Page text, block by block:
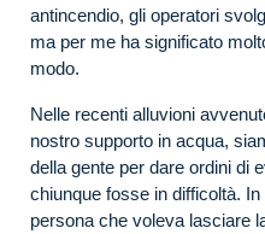
antincendio, gli operatori
ma per me ha significato
modo.
Nelle recenti alluvioni
nostro supporto in acqua,
della gente per dare ordini di
chiunque fosse in difficoltà.
persona che voleva lasciare